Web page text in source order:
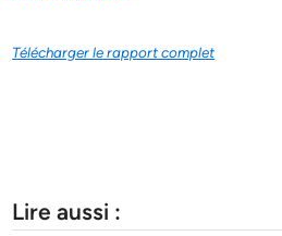
Télécharger le rapport complet
Lire aussi :